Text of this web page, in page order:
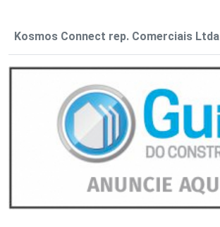
Kosmos Connect rep. Comerciais Ltda